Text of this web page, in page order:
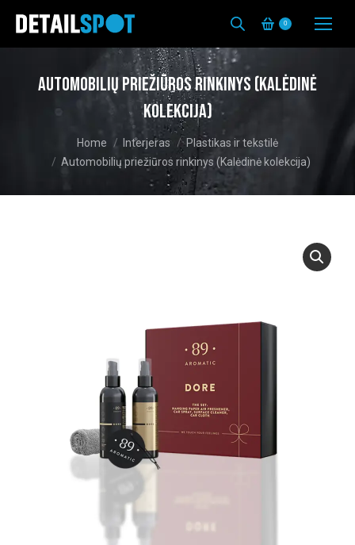
0
Automobilių priežiūros rinkinys (Kalėdinė
kolekcija)
You are here:Home Interjeras
Plastikas ir tekstilė
Automobilių priežiūros rinkinys (Kalėdinė kolekcija)